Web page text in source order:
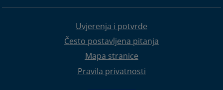
Uvjerenja i potvrde
Često postavljena pitanja
Mapa stranice
Pravila privatnosti